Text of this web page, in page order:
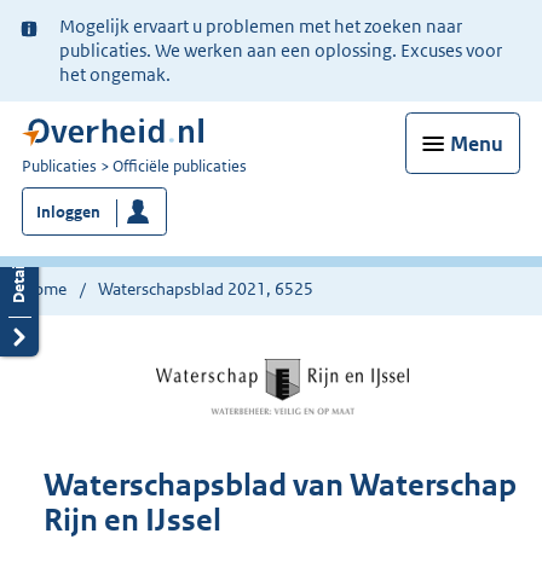
Ter
informatie:
Mogelijk ervaart u problemen met het zoeken naar
publicaties. We werken aan een oplossing. Excuses voor
het ongemak.
Menu
U
bent
nu
hier:
Publicaties Officiële publicaties
Inloggen
Home Waterschapsblad 2021, 6525
Waterschapsblad van Waterschap
Rijn en IJssel